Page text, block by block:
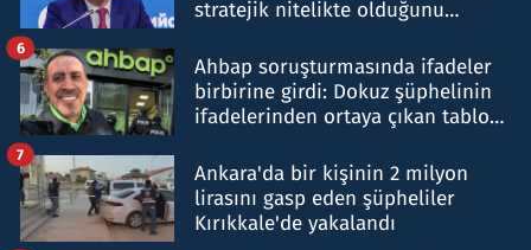
stratejik nitelikte olduğunu
Ahbap soruşturmasında ifadeler
birbirine girdi: Dokuz şüphelinin
ifadelerinden ortaya çıkan tablo
6
Ankara'da bir kişinin 2 milyon
lirasını gasp eden şüpheliler
Kırıkkale'de yakalandı
7